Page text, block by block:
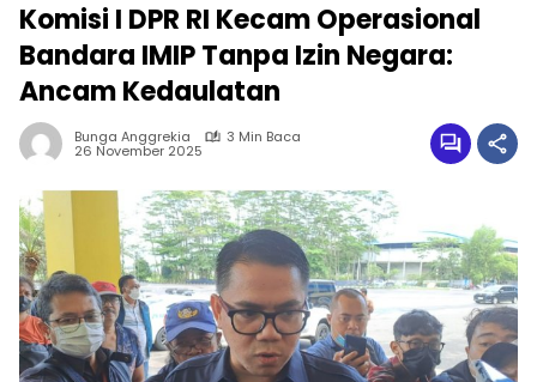
Komisi I DPR RI Kecam Operasional
Bandara IMIP Tanpa Izin Negara:
Ancam Kedaulatan
Bunga Anggrekia 3 Min Baca
26 November 2025